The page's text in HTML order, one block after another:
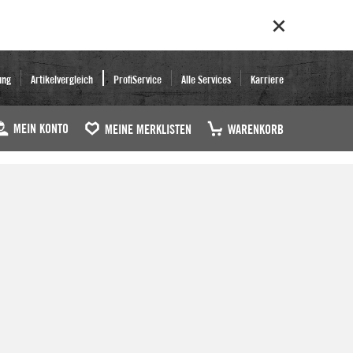
Artikelvergleich ProfiService Alle Services Karriere
MEIN KONTO MEINE MERKLISTEN WARENKORB